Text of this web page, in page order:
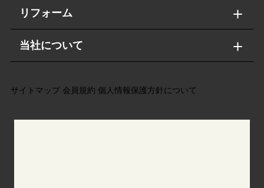
リフォーム
当社について
サイトマップ 会員規約 個人情報保護方針について